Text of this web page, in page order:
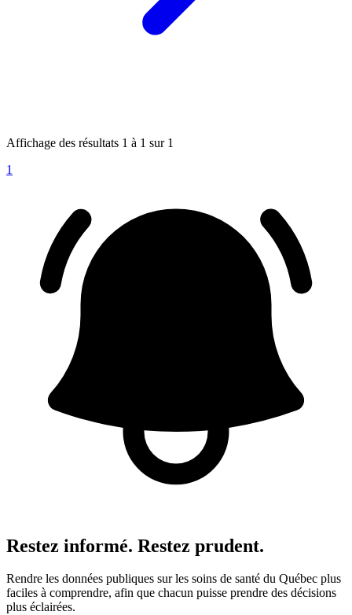
Affichage des résultats 1 à 1 sur 1
1
Restez informé. Restez prudent.
Rendre les données publiques sur les soins de santé du Québec plus
faciles à comprendre, afin que chacun puisse prendre des décisions
plus éclairées.